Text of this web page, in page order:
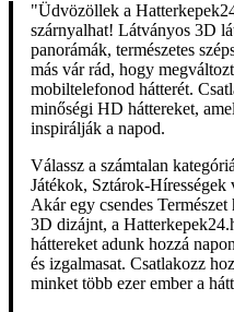
"Üdvözöllek a
szárnyalhat! Látványos 3D
panorámák, természetes
más vár rád, hogy
mobiltelefonod hátterét.
minőségi HD háttereket,
inspirálják a napod.
Válassz a számtalan
Játékok, Sztárok-
Akár egy csendes
3D dizájnt, a
háttereket adunk hozzá
és izgalmasat. Csatlakozz
minket több ezer ember a